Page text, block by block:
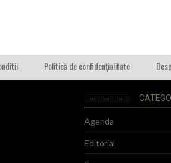
Politică de confidențialitate
Agenda
Editorial